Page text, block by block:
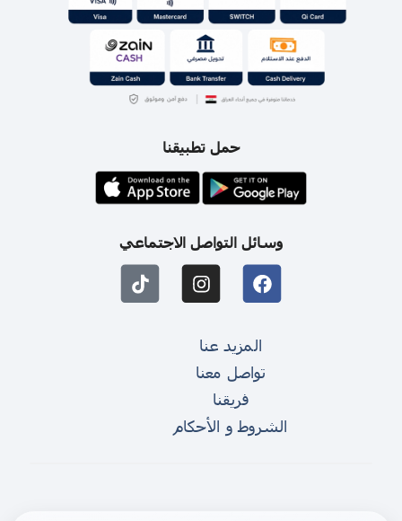
حمل تطبيقنا
وسائل التواصل الاجتماعي
المزيد عنا
تواصل معنا
فريقنا
الشروط و الأحكام